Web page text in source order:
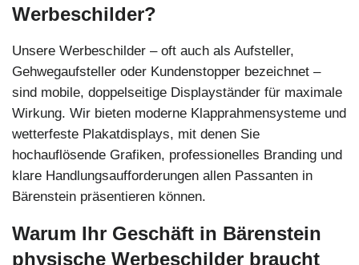
Werbeschilder?
Unsere Werbeschilder – oft auch als Aufsteller,
Gehwegaufsteller oder Kundenstopper bezeichnet –
sind mobile, doppelseitige Displayständer für maximale
Wirkung. Wir bieten moderne Klapprahmensysteme und
wetterfeste Plakatdisplays, mit denen Sie
hochauflösende Grafiken, professionelles Branding und
klare Handlungsaufforderungen allen Passanten in
Bärenstein präsentieren können.
Warum Ihr Geschäft in Bärenstein
physische Werbeschilder braucht